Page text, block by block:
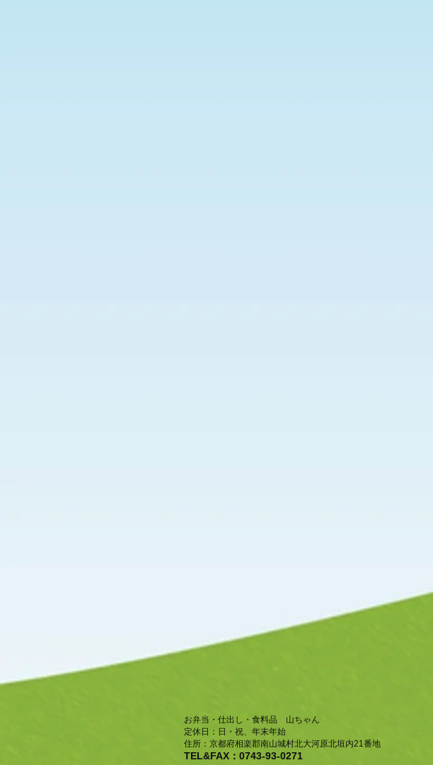
お弁当・仕出し・食料品 山ちゃん
​定休日：日・祝、年末年始
住所：京都府相楽郡南山城村北大河原北垣内21番地
TEL&FAX：0743-93-0271